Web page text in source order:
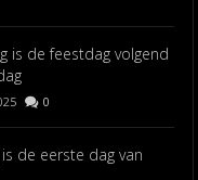
is de feestdag volgend
0
de eerste dag van